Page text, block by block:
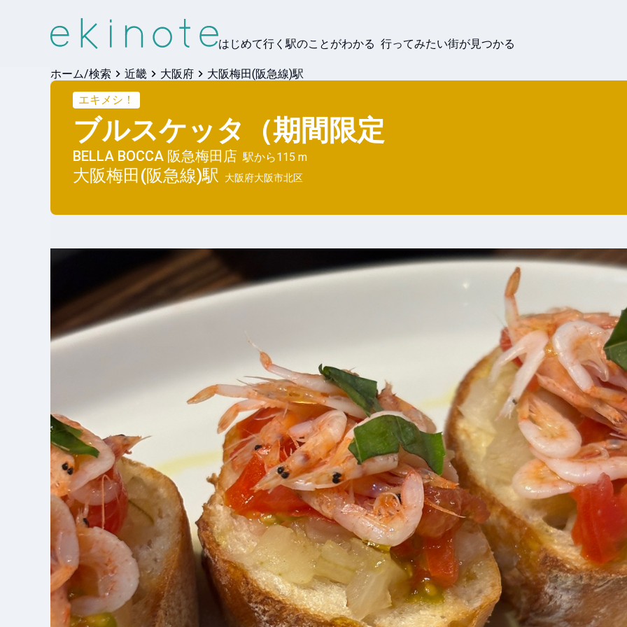
はじめて行く駅のことがわかる 行ってみたい街が見つかる
ホーム/検索 近畿 大阪府
大阪梅田(阪急線)駅
エキメシ！
ブルスケッタ（期間限定
BELLA BOCCA 阪急梅田店 駅から115 m
大阪梅田(阪急線)駅 大阪府大阪市北区